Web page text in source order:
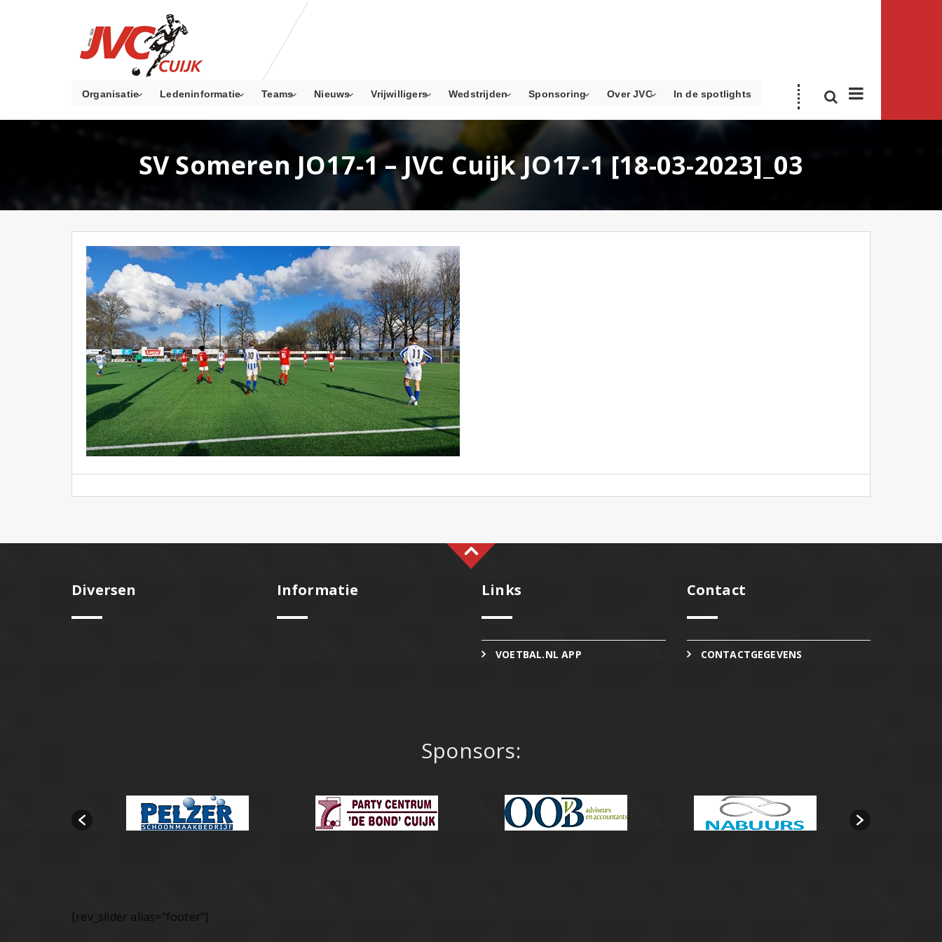
Organisatie Ledeninformatie Teams Nieuws Vrijwilligers Wedstrijden Sponsoring Over JVC In de spotlights
SV Someren JO17-1 – JVC Cuijk JO17-1 [18-03-2023]_03
Diversen Informatie Links
VOETBAL.NL APP
Contact
CONTACTGEGEVENS
Sponsors:
[rev_slider alias="footer"]